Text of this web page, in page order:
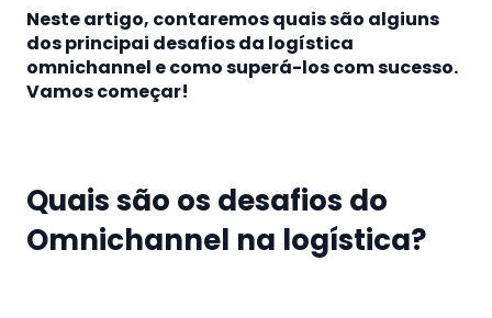
Neste artigo, contaremos quais são algiuns
dos principai desafios da logística
omnichannel e como superá-los com sucesso.
Vamos começar!
Quais são os desafios do
Omnichannel na logística?